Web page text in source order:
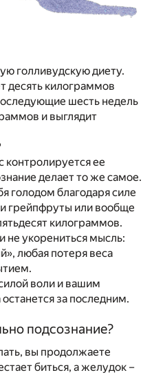
голливудскую диету.
десять килограммов
шесть недель
и выглядит
контролируется ее
делает то же самое.
голодом благодаря силе
грейпфруты или вообще
килограммов.
не укорениться мысль:
любая потеря веса
воли и вашим
за последним.
подсознание?
вы продолжаете
биться, а желудок –